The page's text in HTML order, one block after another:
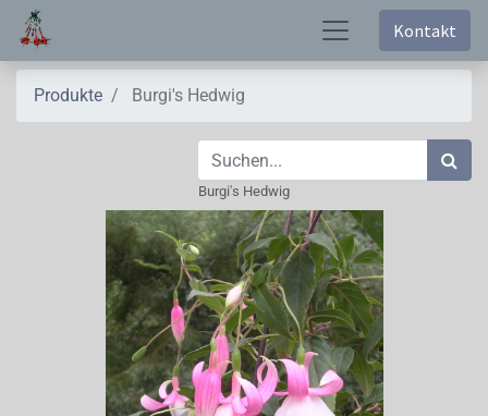
Kontakt
Produkte Burgi's Hedwig
Burgi's Hedwig